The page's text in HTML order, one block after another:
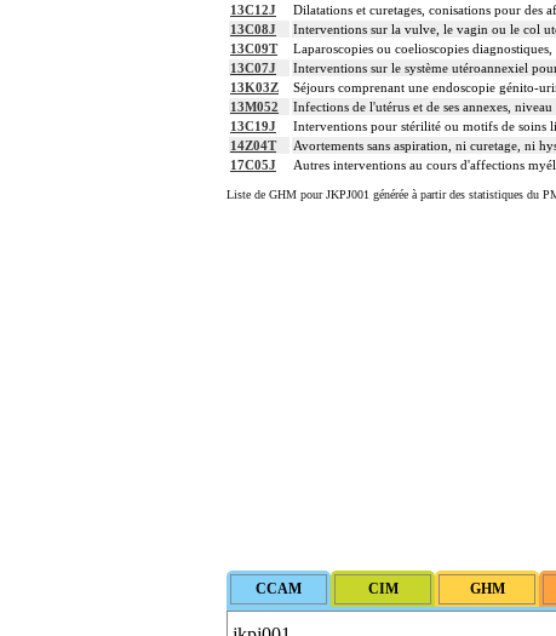
13C12J
Dilatations et curetages, conisations pour des
13C08J
Interventions sur la vulve, le vagin ou le col
13C09T
Laparoscopies ou coelioscopies
13C07J
Interventions sur le système utéroannexiel
13K03Z
Séjours comprenant une endoscopie génito-
13M052
Infections de l'utérus et de ses annexes, niveau
13C19J
Interventions pour stérilité ou motifs de soins
14Z04T
Avortements sans aspiration, ni curetage, ni
17C05J
Autres interventions au cours d'affections
Liste de GHM pour JKPJ001 générée à partir des statistiques du